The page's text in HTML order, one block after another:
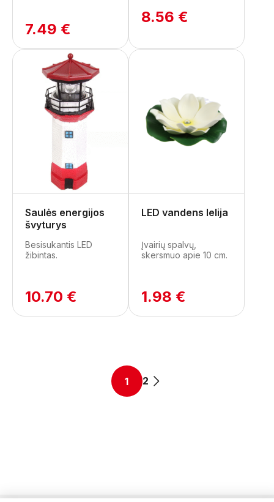
7.49 €
8.56 €
Saulės energijos
švyturys
Besisukantis LED
žibintas.
10.70 €
LED vandens lelija
Įvairių spalvų,
skersmuo apie 10 cm.
1.98 €
1 2